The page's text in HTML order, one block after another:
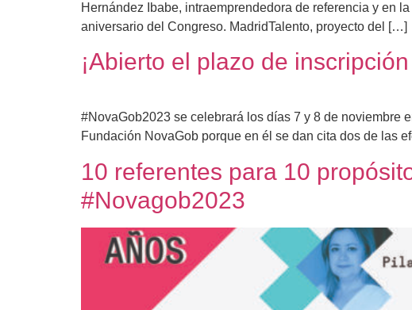
Hernández Ibabe, intraemprendedora de referencia y en
aniversario del Congreso. MadridTalento, proyecto del […]
¡Abierto el plazo de
#NovaGob2023 se celebrará los días 7 y 8 de noviembre
Fundación NovaGob porque en él se dan cita dos de las
10 referentes para 10
#Novagob2023